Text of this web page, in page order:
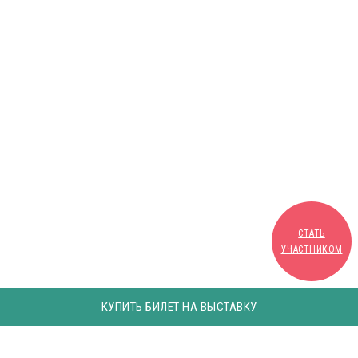
СТАТЬ
УЧАСТНИКОМ
КУПИТЬ БИЛЕТ НА ВЫСТАВКУ